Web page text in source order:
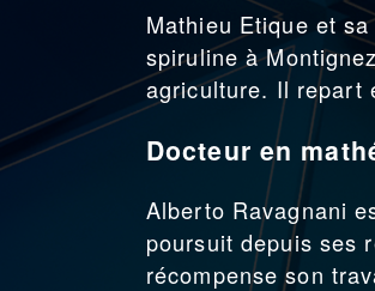
Mathieu Etique et
spiruline à
agriculture. Il repart
Docteur en
Alberto Ravagnani
poursuit depuis ses
récompense son